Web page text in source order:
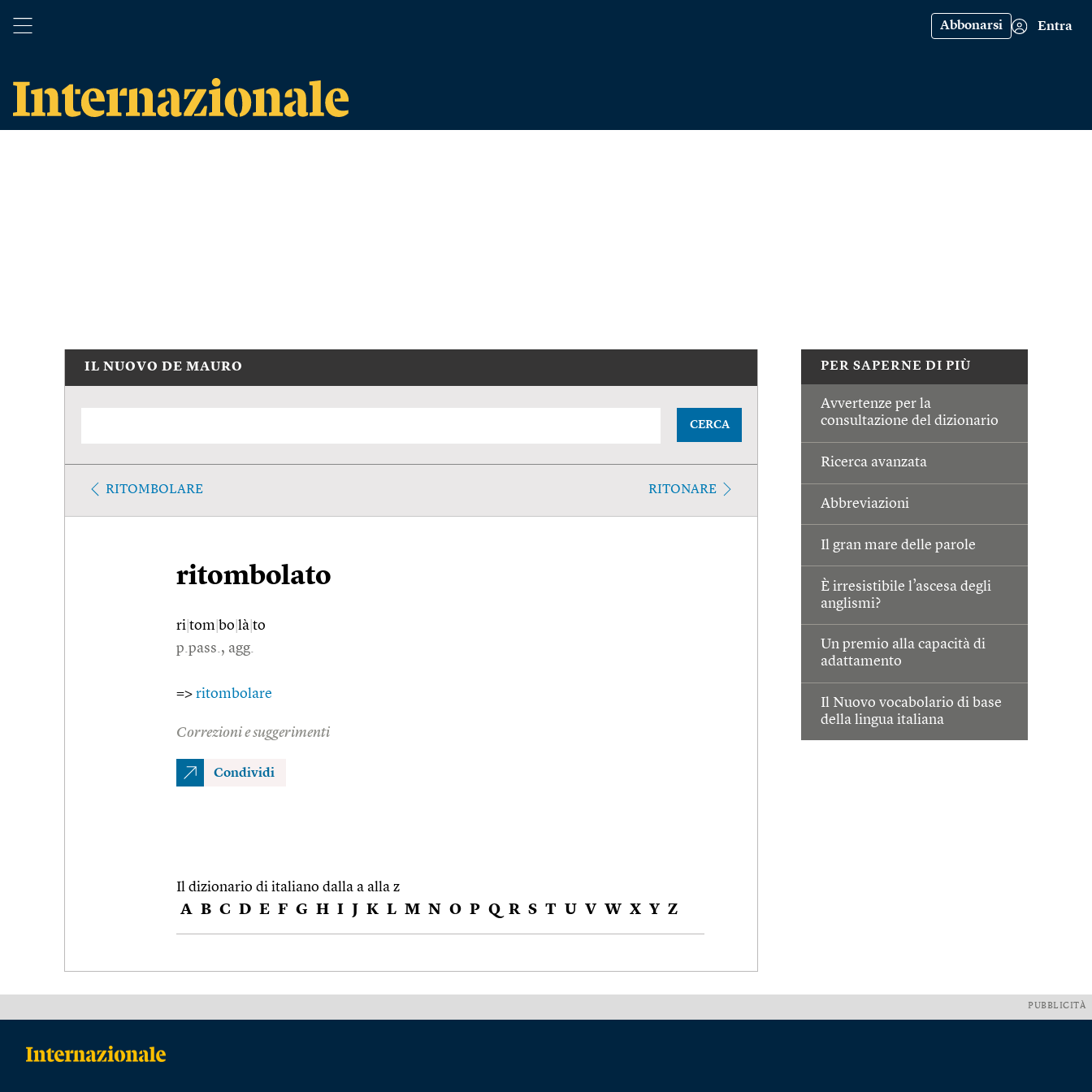
Abbonarsi Entra
PER SAPERNE DI PIÙ
Avvertenze per la
consultazione del dizionario
Ricerca avanzata
Abbreviazioni
Il gran mare delle parole
È irresistibile l’ascesa degli
anglismi?
Un premio alla capacità di
adattamento
Il Nuovo vocabolario di base
della lingua italiana
IL NUOVO DE MAURO
CERCA
RITOMBOLARE RITONARE
ritombolato
ri tom bo là to
p.pass., agg.
=> ritombolare
Correzioni e suggerimenti
Condividi
Il dizionario di italiano dalla a alla z
A B C D E F G H I J K L M N O P Q R S T U V W X Y Z
PUBBLICITÀ